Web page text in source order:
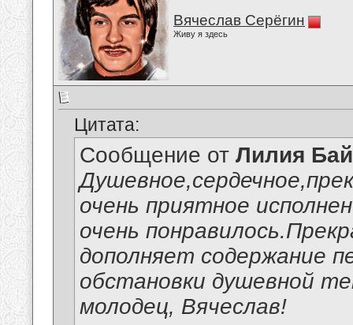
Вячеслав Серёгин
Живу я здесь
Цитата:
Сообщение от Лилия
очень приятное
очень
дополняет содержание
обстановки душевной
молодец, Вячеслав!